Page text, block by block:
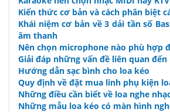
Kiến thức cơ bản và cách phân biệt
Khái niệm cơ bản về 3 dải tần số
âm thanh
Nên chọn microphone nào phù hợp
Giải đáp những vấn đề liên quan
Hướng dẫn sạc bình cho loa kéo
Quy định về đặt mua linh phụ kiện
Những điều cần biết về loa nghe
Những mẫu loa kéo có màn hình